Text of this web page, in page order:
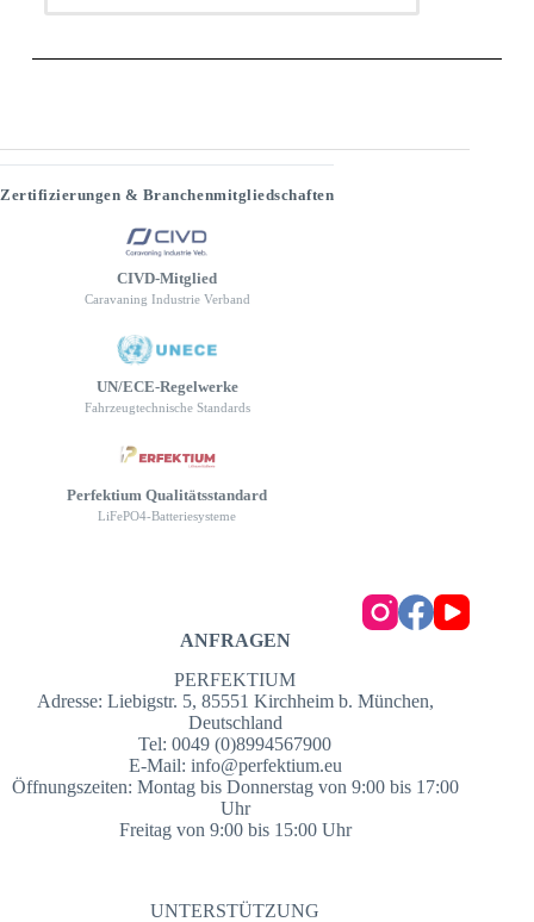
Zertifizierungen & Branchenmitgliedschaften
CIVD-Mitglied
Caravaning Industrie Verband
UN/ECE-Regelwerke
Fahrzeugtechnische Standards
Perfektium Qualitätsstandard
LiFePO4-Batteriesysteme
ANFRAGEN
PERFEKTIUM
Adresse: Liebigstr. 5, 85551 Kirchheim b. München,
Deutschland
Tel: 0049 (0)8994567900
E-Mail: info@perfektium.eu
Öffnungszeiten: Montag bis Donnerstag von 9:00 bis 17:00
Uhr
Freitag von 9:00 bis 15:00 Uhr
UNTERSTÜTZUNG